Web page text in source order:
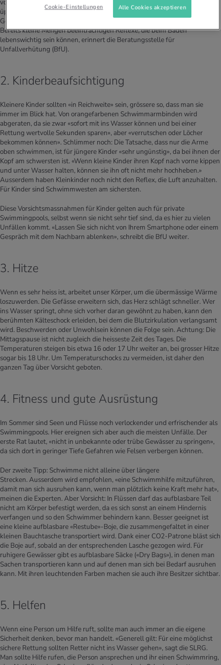
von der Art der Mahlzeit ab», antworten die Experten. Die Verdauung einer
üppigen Mahlzeit braucht mehr Zeit als die eines leichten Snacks». Bei den
Getränken ist es einfacher: Kein Tropfen Alkohol vor dem Schwimmen!
Bereits kleine Mengen beeinträchtigen Reflexe, die beim Baden
lebenswichtig sein können, erinnert die Beratungsstelle für
Unfallverhütung (BfU).
2. Kinderbeaufsichtigung
Kleinere Kinder sollten «in Reichweite» sein, grössere so, dass man sie
immer im Blick hat. Von orangefarbenen Schwimmarmbinden wird
abgeraten, da sie zwar «sofort mit ins Wasser können und bei einer
Rettung wertvolle Sekunden sparen», aber «verrutschen oder Löcher
bekommen können». Schlimmer noch: Die Tatsache, dass nur die Arme
oben schwimmen, ist für jüngere Kinder «sehr ungünstig», da bei ihnen der
Kopf am schwersten ist. «Wenn kleine Kinder ihren Kopf nach vorne kippen
und unter Wasser halten, können sie ihn oft nicht mehr hochheben.»
Ausserdem haben Kleinkinder noch nicht den Reflex, die Luft anzuhalten.
Für Kinder sind Schwimmwesten am sichersten.
Diese Vorsichtsmassnahmen für Kinder gelten auch für private
Swimmingpools, selbst wenn sie nicht sehr tief sind, da es hier zu vielen
Unfällen kommt. «Lassen Sie sich nicht von Ihrem Smartphone oder einem
Gespräch mit dem Nachbarn ablenken», schreibt die BfU weiter.
3. Hitze
Wenn es sehr heiss ist, arbeitet unser Körper, um die übermässige Wärme
loszuwerden. Die Gefässe erweitern sich, das Herz schlägt schneller. Wer
ins Wasser springt, ohne sich vorher daran gewöhnt zu haben, kann den
berühmten Kälteschock erleiden, bei dem die Blutzirkulation verlangsamt
wird. Beschwerden oder Unwohlsein können die Folge sein. Achtung: Die
Mittagspause ist nicht zugleich die heisseste Zeit des Tages. Die
Temperaturen steigen bis etwa 16 oder 17 Uhr weiter an, bei grosser Hitze
sogar bis 18 Uhr. Um Temperaturschocks zu vermeiden, ist daher den
ganzen Tag über Vorsicht geboten.
4. Fitness und gute Ausrüstung
Im Sommer sind Seen und Flüsse noch verlockender und erfrischender als
Swimmingpools. Hier ereignen sich aber auch die meisten Unfälle. Der
erste Rat lautet, «nicht in unbekannte oder trübe Gewässer zu springen»,
da sich dort in geringer Tiefe Gefahren wie Felsen verbergen können.
Der zweite Tipp: Schwimme nicht alleine über längere
Strecken. Ausserdem wird empfohlen, «eine Schwimmhilfe mitzuführen,
damit man sich ausruhen kann, wenn man plötzlich keine Kraft mehr hat»,
meinen die Experten. Aber Vorsicht: In Flüssen darf das aufblasbare Teil
nicht am Körper befestigt werden, da es sich sonst an einem Hindernis
verfangen und so den Schwimmer behindern kann. Besser geeignet ist
eine kleine aufblasbare «Restube»-Boje, die zusammengefaltet in einer
kleinen Bauchtasche transportiert wird. Dank einer CO2-Patrone bläst sich
die Boje auf, sobald an der entsprechenden Lasche gezogen wird. Für
ruhigere Gewässer gibt es aufblasbare Säcke («Dry Bags»), in denen man
Sachen transportieren kann und auf denen man sich bei Bedarf ausruhen
kann. Mit ihren leuchtenden Farben machen sie auch ihre Besitzer sichtbar.
5. Helfen
Wenn eine Person um Hilfe ruft, sollte man auch immer an die eigene
Sicherheit denken, bevor man handelt. «Generell gilt: Für eine möglichst
sichere Rettung sollten Retter nicht ins Wasser gehen», sagt die SLRG.
Man sollte Hilfe rufen, die Person ansprechen und ihr einen Schwimmring,
Cookie-Einstellungen Alle Cookies akzeptieren